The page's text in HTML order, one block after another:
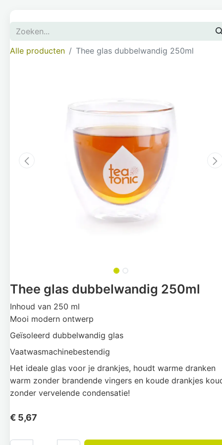
Alle producten Thee glas dubbelwandig 250ml
Thee glas dubbelwandig 250ml
Inhoud van 250 ml
Mooi modern ontwerp
Geïsoleerd dubbelwandig glas
Vaatwasmachinebestendig
Het ideale glas voor je drankjes, houdt warme dranken
warm zonder brandende vingers en koude drankjes
zonder vervelende condensatie!
€ 5,67